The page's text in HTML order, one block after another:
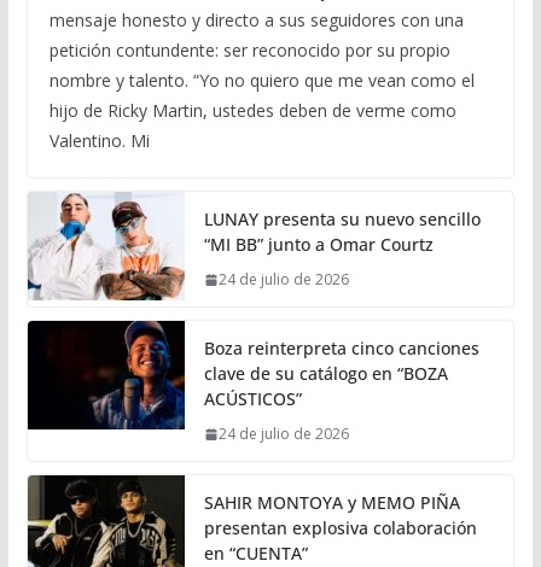
mensaje honesto y directo a sus seguidores con una
petición contundente: ser reconocido por su propio
nombre y talento. “Yo no quiero que me vean como el
hijo de Ricky Martin, ustedes deben de verme como
Valentino. Mi
LUNAY presenta su nuevo sencillo
“MI BB” junto a Omar Courtz
24 de julio de 2026
Boza reinterpreta cinco canciones
clave de su catálogo en “BOZA
ACÚSTICOS”
24 de julio de 2026
SAHIR MONTOYA y MEMO PIÑA
presentan explosiva colaboración
en “CUENTA”